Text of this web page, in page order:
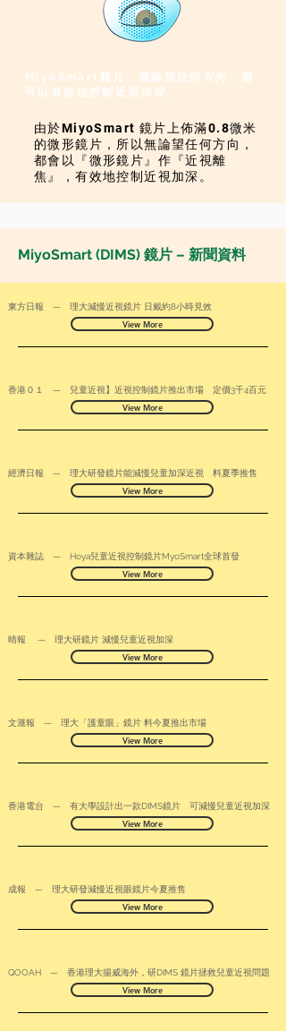
MiyoSmart鏡片，無論望任何方向，都
可以有效地控制近視加深。
由於MiyoSmart 鏡片上佈滿0.8微米
的微形鏡片，所以無論望任何方向，
都會以『微形鏡片』作『近視離
焦』，有效地控制近視加深。
MiyoSmart (DIMS) 鏡片 – 新聞資料
東方日報 — 理大減慢近視鏡片 日戴約8小時見效
View More
香港０１ — 兒童近視】近視控制鏡片推出市場 定價3千4百元
View More
經濟日報 — 理大研發鏡片能減慢兒童加深近視 料夏季推售
View More
資本雜誌 — Hoya兒童近視控制鏡片MyoSmart全球首發
View More
晴報 — 理大研鏡片 減慢兒童近視加深
View More
文滙報 — 理大「護童眼」鏡片 料今夏推出市場
View More
香港電台 — 有大學設計出一款DIMS鏡片 可減慢兒童近視加深
View More
成報 — 理大研發減慢近視眼鏡片今夏推售
View More
QOOAH — 香港理大揚威海外，研DIMS 鏡片拯救兒童近視問題
View More